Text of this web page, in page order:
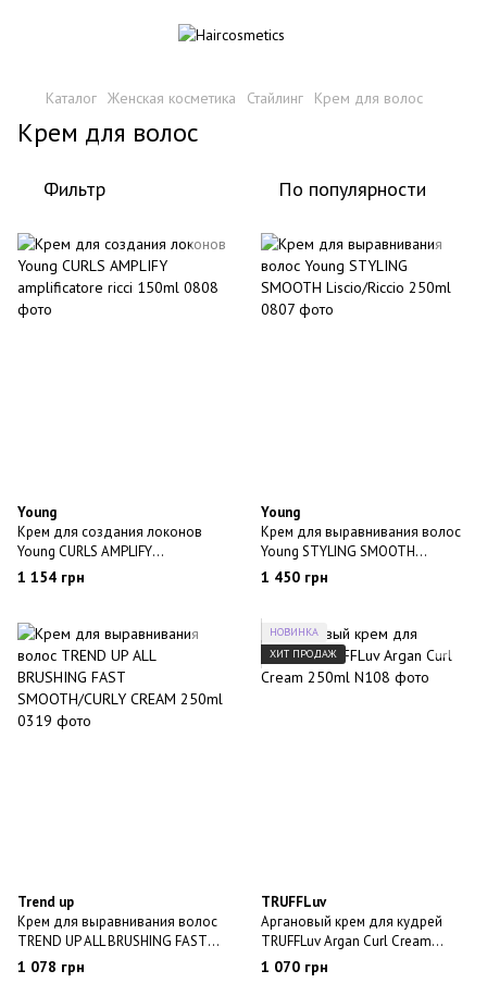
Каталог Женская косметика Стайлинг Крем для волос
Крем для волос
Фильтр По популярности
Young
Крем для создания локонов
Young CURLS AMPLIFY
amplificatore ricci 150ml
1 154 грн
Young
Крем для выравнивания волос
Young STYLING SMOOTH
Liscio/Riccio 250ml
1 450 грн
Trend up
Крем для выравнивания волос
TREND UP ALL BRUSHING FAST
SMOOTH/CURLY CREAM 250ml
1 078 грн
НОВИНКА
ХИТ ПРОДАЖ
TRUFFLuv
Аргановый крем для кудрей
TRUFFLuv Argan Curl Cream
250ml
1 070 грн